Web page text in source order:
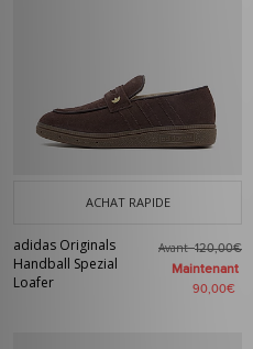
ACHAT RAPIDE
adidas Originals
Handball Spezial
Loafer
Avant120,00€
Maintenant
90,00€